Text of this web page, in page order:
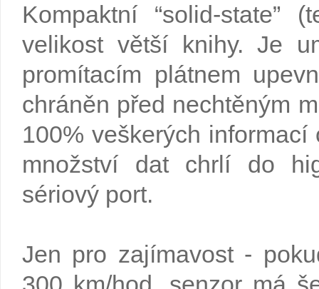
Kompaktní “solid-state”
velikost větší knihy. Je
promítacím plátnem
chráněn před nechtěným
100% veškerých
množství dat chrlí do
sériový port.
Jen pro zajímavost -